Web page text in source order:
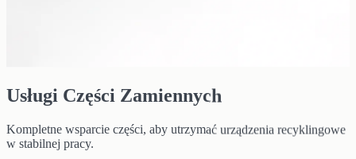
Usługi Części Zamiennych
Kompletne wsparcie części, aby utrzymać urządzenia recyklingowe
w stabilnej pracy.